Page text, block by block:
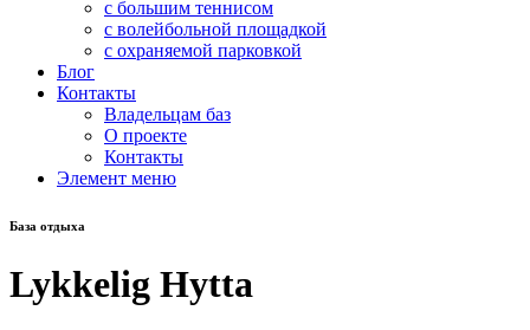
с большим теннисом
с волейбольной площадкой
с охраняемой парковкой
Блог
Контакты
Владельцам баз
О проекте
Контакты
Элемент меню
База отдыха
Lykkelig Hytta